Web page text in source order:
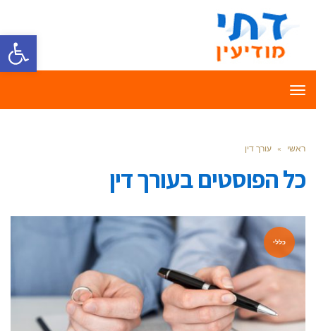
פתח
תפריט
ראשי » עורך דין
כל הפוסטים בעורך דין
כללי